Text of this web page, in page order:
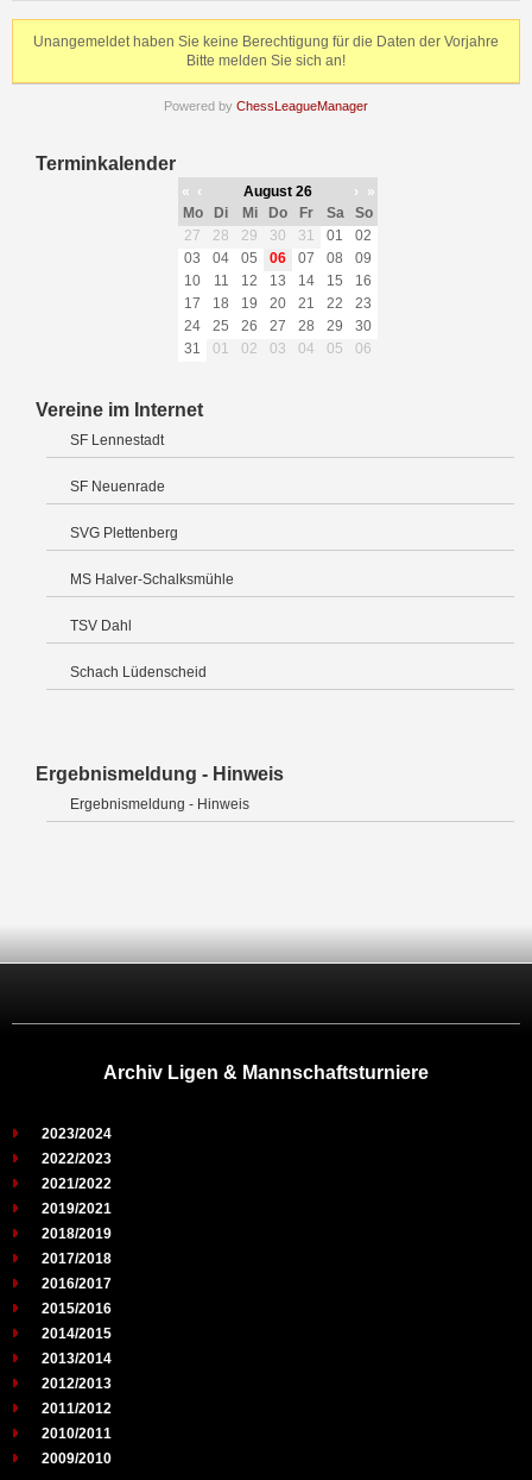
Unangemeldet haben Sie keine Berechtigung für die Daten der Vorjahre
Bitte melden Sie sich an!
Powered by ChessLeagueManager
Terminkalender
« ‹ August 26 ›
»
Mo
Di Mi Do Fr Sa
So
27
28 29 30 31 01
02
03
04 05 06 07 08
09
10
11 12 13 14 15
16
17
18 19 20 21 22
23
24
25 26 27 28 29
30
31
01 02 03 04 05 06
Vereine im Internet
SF Lennestadt
SF Neuenrade
SVG Plettenberg
MS Halver-Schalksmühle
TSV Dahl
Schach Lüdenscheid
Ergebnismeldung - Hinweis
Ergebnismeldung - Hinweis
Archiv Ligen & Mannschaftsturniere
2023/2024
2022/2023
2021/2022
2019/2021
2018/2019
2017/2018
2016/2017
2015/2016
2014/2015
2013/2014
2012/2013
2011/2012
2010/2011
2009/2010